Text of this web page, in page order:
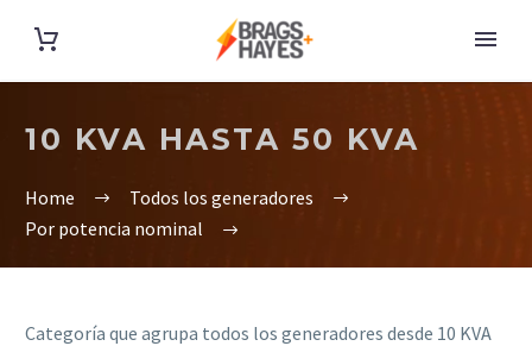
10 KVA HASTA 50 KVA
Home
Todos los generadores
Por potencia nominal
Categoría que agrupa todos los generadores desde 10 KVA